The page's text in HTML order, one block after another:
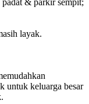
layak.
untuk keluarga besar